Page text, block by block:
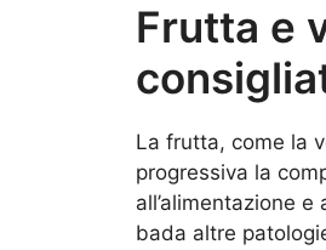
Frutta e
La frutta, come la
progressiva la
all’alimentazione
bada altre